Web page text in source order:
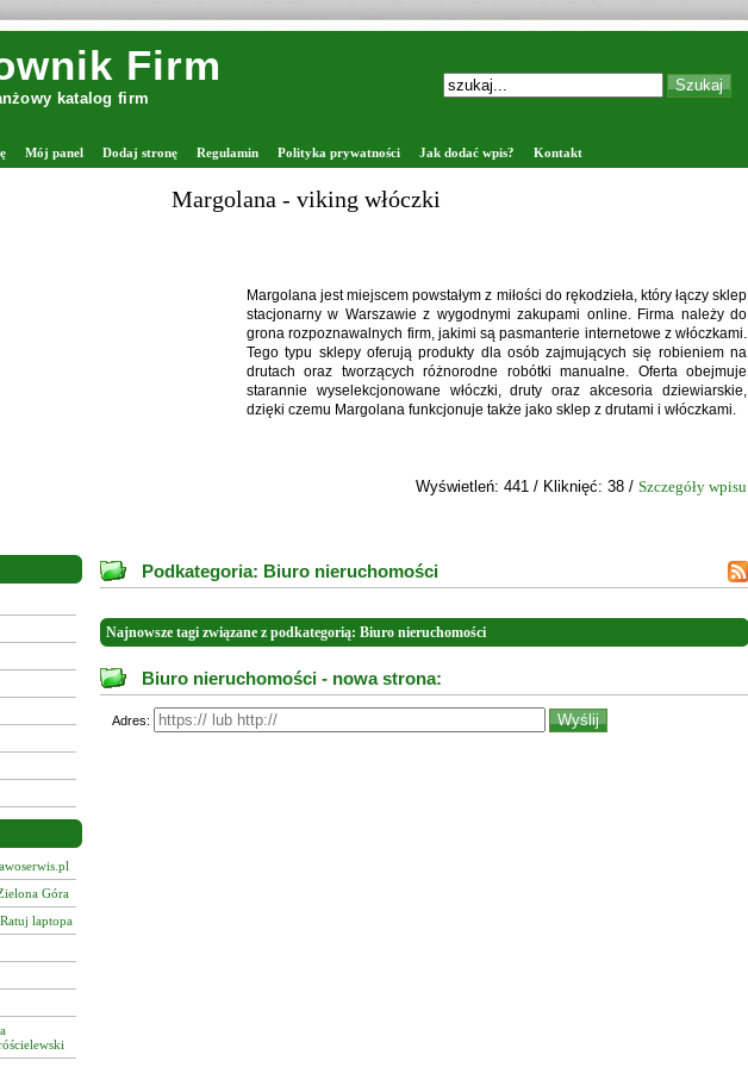
Firm
katalog firm
Mój panel Dodaj stronę Regulamin Polityka prywatności Jak dodać wpis? Kontakt
Margolana - viking włóczki
Margolana jest miejscem powstałym z miłości do rękodzieła, który łączy sklep
stacjonarny w Warszawie z wygodnymi zakupami online. Firma należy do
grona rozpoznawalnych firm, jakimi są pasmanterie internetowe z włóczkami.
Tego typu sklepy oferują produkty dla osób zajmujących się robieniem na
drutach oraz tworzących różnorodne robótki manualne. Oferta obejmuje
starannie wyselekcjonowane włóczki, druty oraz akcesoria dziewiarskie,
dzięki czemu Margolana funkcjonuje także jako sklep z drutami i włóczkami.
Wyświetleń: 441 / Kliknięć: 38 / Szczegóły wpisu
Góra
laptopa
Podkategoria: Biuro nieruchomości
Najnowsze tagi związane z podkategorią: Biuro nieruchomości
Biuro nieruchomości - nowa strona:
Adres: